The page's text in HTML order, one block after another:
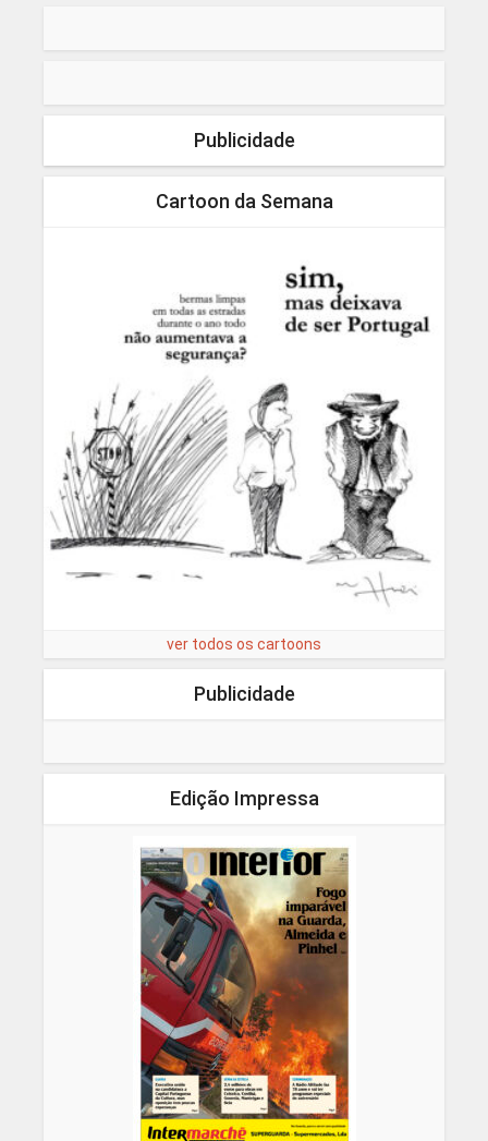
Publicidade
Cartoon da Semana
ver todos os cartoons
Publicidade
Edição Impressa